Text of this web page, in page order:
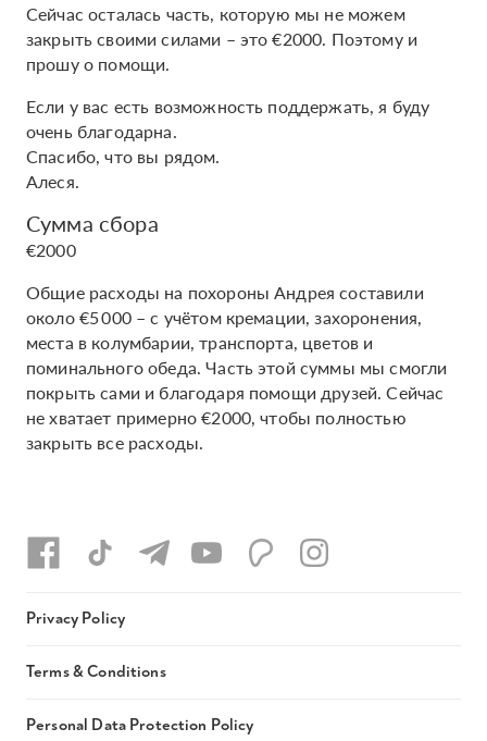
Сейчас осталась часть, которую мы не можем
закрыть своими силами – это €2000. Поэтому и
прошу о помощи.
Если у вас есть возможность поддержать, я буду
очень благодарна.
Спасибо, что вы рядом.
Алеся.
Сумма сбора
€2000
Общие расходы на похороны Андрея составили
около €5 000 – с учётом кремации, захоронения,
места в колумбарии, транспорта, цветов и
поминального обеда. Часть этой суммы мы смогли
покрыть сами и благодаря помощи друзей. Сейчас
не хватает примерно €2000, чтобы полностью
закрыть все расходы.
Privacy Policy
Terms & Conditions
Personal Data Protection Policy